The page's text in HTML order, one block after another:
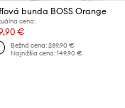
bunda BOSS Orange
cena:
€
Bežná cena: 289,90 €
Najnižšia cena: 149,90 €